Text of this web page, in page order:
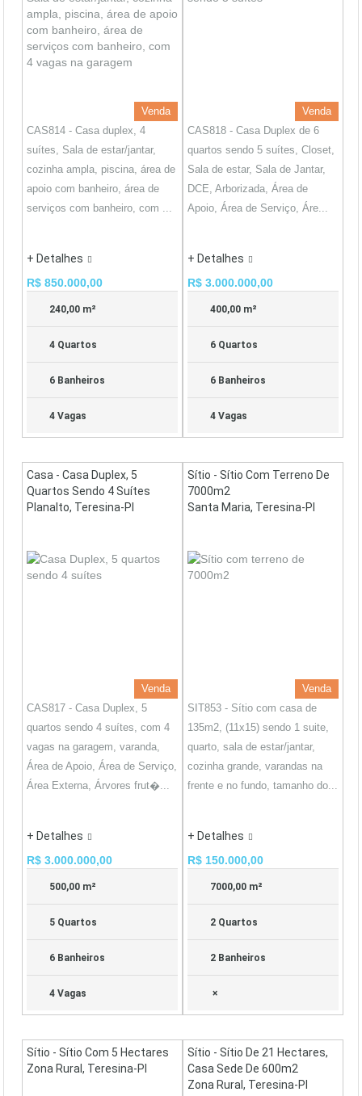
Venda
CAS814 - Casa duplex, 4
suítes, Sala de estar/jantar,
cozinha ampla, piscina, área de
apoio com banheiro, área de
serviços com banheiro, com ...
+ Detalhes
R$ 850.000,00
240,00 m²
4 Quartos
6 Banheiros
4 Vagas
Venda
CAS818 - Casa Duplex de 6
quartos sendo 5 suítes, Closet,
Sala de estar, Sala de Jantar,
DCE, Arborizada, Área de
Apoio, Área de Serviço, Áre...
+ Detalhes
R$ 3.000.000,00
400,00 m²
6 Quartos
6 Banheiros
4 Vagas
Casa - Casa Duplex, 5
Quartos Sendo 4 Suítes
Planalto, Teresina-PI
Venda
CAS817 - Casa Duplex, 5
quartos sendo 4 suítes, com 4
vagas na garagem, varanda,
Área de Apoio, Área de Serviço,
Área Externa, Árvores frut�...
+ Detalhes
R$ 3.000.000,00
500,00 m²
5 Quartos
6 Banheiros
4 Vagas
Sítio - Sítio Com Terreno De
7000m2
Santa Maria, Teresina-PI
Venda
SIT853 - Sítio com casa de
135m2, (11x15) sendo 1 suite,
quarto, sala de estar/jantar,
cozinha grande, varandas na
frente e no fundo, tamanho do...
+ Detalhes
R$ 150.000,00
7000,00 m²
2 Quartos
2 Banheiros
×
Sítio - Sítio Com 5 Hectares
Zona Rural, Teresina-PI
Sítio - Sítio De 21 Hectares,
Casa Sede De 600m2
Zona Rural, Teresina-PI